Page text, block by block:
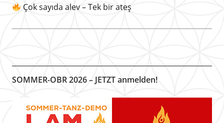
Çok sayıda alev – Tek bir ateş
SOMMER-OBR 2026 – JETZT anmelden!